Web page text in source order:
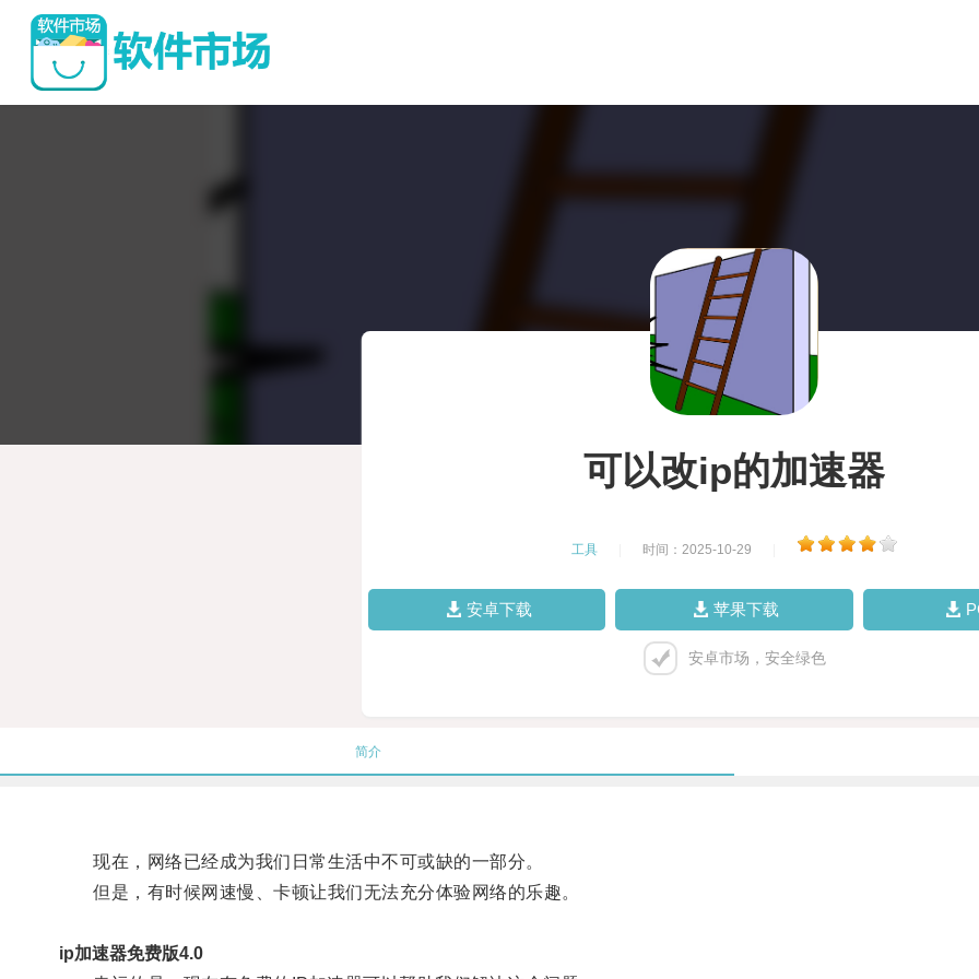
可以改ip的加速器
工具 时间：2025-10-29
安卓下载 苹果下载
安卓市场，安全绿色
简介
现在，网络已经成为我们日常生活中不可或缺的一部分。
但是，有时候网速慢、卡顿让我们无法充分体验网络的乐趣。
ip加速器免费版4.0